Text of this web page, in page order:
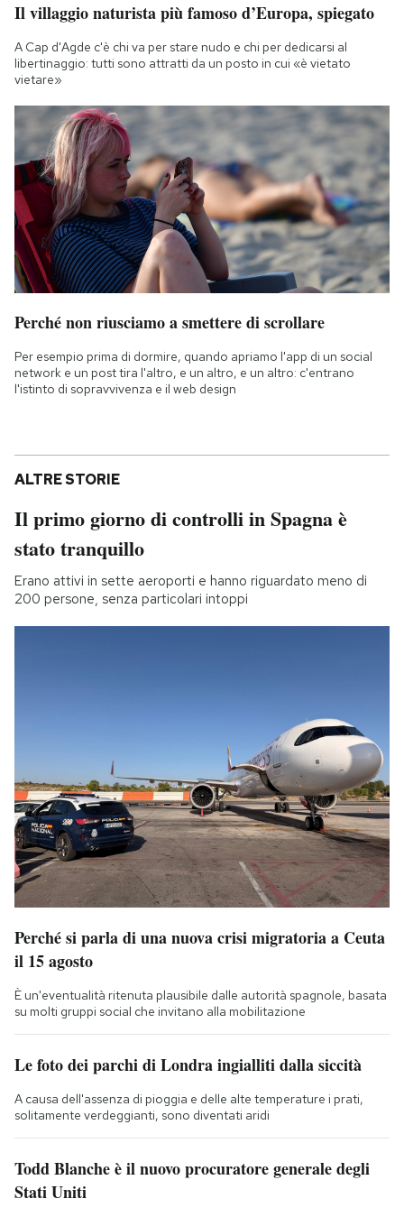
Il villaggio naturista più famoso d’Europa, spiegato
A Cap d'Agde c'è chi va per stare nudo e chi per dedicarsi al
libertinaggio: tutti sono attratti da un posto in cui «è vietato
vietare»
Perché non riusciamo a smettere di scrollare
Per esempio prima di dormire, quando apriamo l'app di un social
network e un post tira l'altro, e un altro, e un altro: c'entrano
l'istinto di sopravvivenza e il web design
ALTRE STORIE
Il primo giorno di controlli in Spagna è
stato tranquillo
Erano attivi in sette aeroporti e hanno riguardato meno di
200 persone, senza particolari intoppi
Perché si parla di una nuova crisi migratoria a Ceuta
il 15 agosto
È un'eventualità ritenuta plausibile dalle autorità spagnole, basata
su molti gruppi social che invitano alla mobilitazione
Le foto dei parchi di Londra ingialliti dalla siccità
A causa dell'assenza di pioggia e delle alte temperature i prati,
solitamente verdeggianti, sono diventati aridi
Todd Blanche è il nuovo procuratore generale degli
Stati Uniti